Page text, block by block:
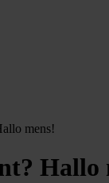
mens!
Hallo